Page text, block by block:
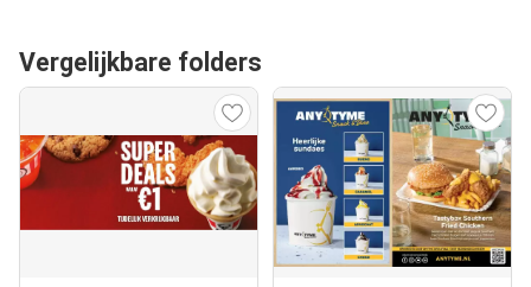
Vergelijkbare folders